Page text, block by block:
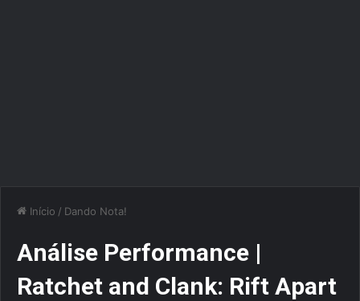
Início / Dando Nota!
Análise Performance |
Ratchet and Clank: Rift Apart